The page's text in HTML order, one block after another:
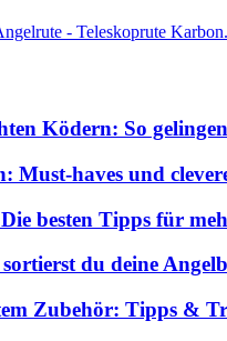
- Teleskoprute
Ködern: So
Must-haves und
besten Tipps für
du deine
Zubehör: Tipps &